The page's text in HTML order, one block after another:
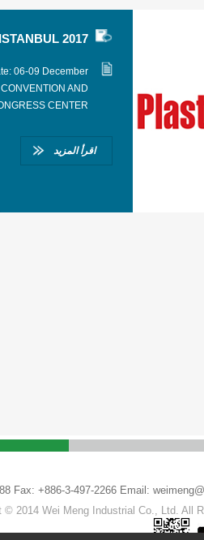
2017
06-09 December
AND
CENTER
اقرأ المزيد
Fax: +886-3-497-2266 Email:
© 2014 Wei Meng Industrial Co., Ltd. All